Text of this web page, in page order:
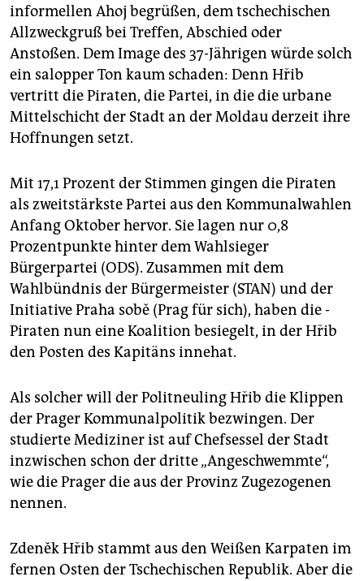
abo
genossenschaft
epaper login
informellen Ahoj begrüßen, dem tschechischen
Allzweckgruß bei Treffen, Abschied oder
Anstoßen. Dem Image des 37-Jährigen würde solch
ein salopper Ton kaum schaden: Denn Hřib
vertritt die Piraten, die Partei, in die die urbane
Mittelschicht der Stadt an der Moldau derzeit ihre
Hoffnungen setzt.
Mit 17,1 Prozent der Stimmen gingen die Piraten
als zweitstärkste Partei aus den Kommunalwahlen
Anfang Oktober hervor. Sie lagen nur 0,8
Prozentpunkte hinter dem Wahlsieger
Bürgerpartei (ODS). Zusammen mit dem
Wahlbündnis der Bürgermeister (STAN) und der
Initiative Praha sobě (Prag für sich), haben die ­
Piraten nun eine Koalition besiegelt, in der Hřib
den Posten des Kapitäns innehat.
Als solcher will der Politneuling Hřib die Klippen
der Prager Kommunalpolitik bezwingen. Der
studierte Mediziner ist auf Chefsessel der Stadt
inzwischen schon der dritte „Angeschwemmte“,
wie die Prager die aus der Provinz Zugezogenen
nennen.
Zdeněk Hřib stammt aus den Weißen Karpaten im
fernen Osten der Tschechischen Republik. Aber die